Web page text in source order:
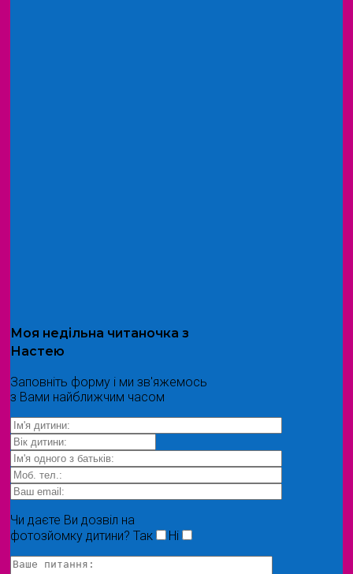
Моя недільна читаночка з
Настею
Заповніть форму і ми зв'яжемось
з Вами найближчим часом
Чи даєте Ви дозвіл на
фотозйомку дитини? Так Ні